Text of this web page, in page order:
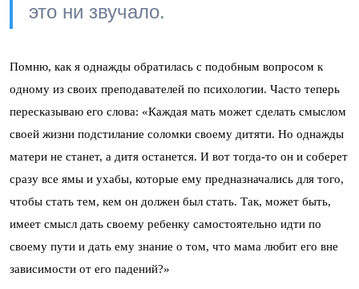
это ни звучало.
Помню, как я однажды обратилась с подобным вопросом к
одному из своих преподавателей по психологии. Часто теперь
пересказываю его слова: «Каждая мать может сделать смыслом
своей жизни подстилание соломки своему дитяти. Но однажды
матери не станет, а дитя останется. И вот тогда-то он и соберет
сразу все ямы и ухабы, которые ему предназначались для того,
чтобы стать тем, кем он должен был стать. Так, может быть,
имеет смысл дать своему ребенку самостоятельно идти по
своему пути и дать ему знание о том, что мама любит его вне
зависимости от его падений?»